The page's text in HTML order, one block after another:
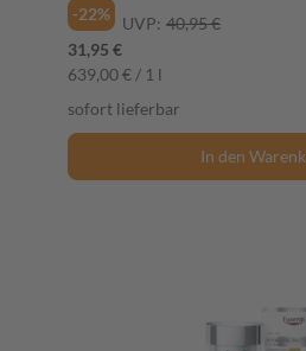
-22%
UVP: 40,95 €
31,95 €
639,00 € / 1 l
sofort lieferbar
In den